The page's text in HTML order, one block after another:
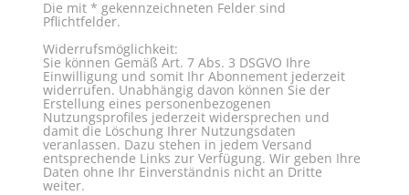
Die mit * gekennzeichneten Felder sind
Pflichtfelder.
Widerrufsmöglichkeit:
Sie können Gemäß Art. 7 Abs. 3 DSGVO Ihre
Einwilligung und somit Ihr Abonnement jederzeit
widerrufen. Unabhängig davon können Sie der
Erstellung eines personenbezogenen
Nutzungsprofiles jederzeit widersprechen und
damit die Löschung Ihrer Nutzungsdaten
veranlassen. Dazu stehen in jedem Versand
entsprechende Links zur Verfügung. Wir geben Ihre
Daten ohne Ihr Einverständnis nicht an Dritte
weiter.